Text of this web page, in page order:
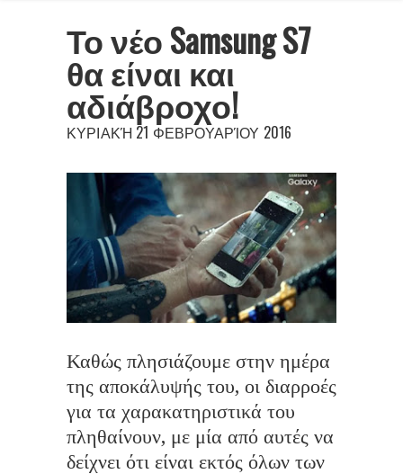
Το νέο Samsung S7
θα είναι και
αδιάβροχο!
ΚΥΡΙΑΚΉ 21 ΦΕΒΡΟΥΑΡΊΟΥ 2016
Καθώς πλησιάζουμε στην ημέρα
της αποκάλυψής του, οι διαρροές
για τα χαρακατηριστικά του
πληθαίνουν, με μία από αυτές να
δείχνει ότι είναι εκτός όλων των